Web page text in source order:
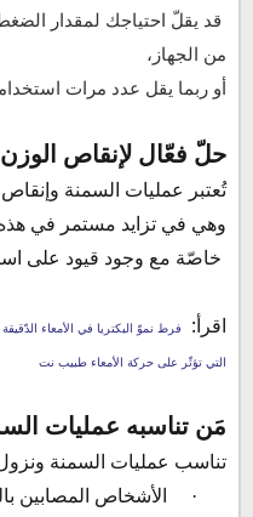
قد يقلّ احتياجك لمقدار
من الجهاز،
أو ربما يقل عدد مرات
حلّ فعّال لإنقاص
تُعتبر عمليات السمنة
وهي في تزايد مستمر في هذه
خاصّة مع وجود قيود على
اقرأ:
التي تؤثّر على حركة الأمعاء طبيب نت
مَن تناسبه عمليات
تناسب عمليات السمنة
· الأشخاص المصابين